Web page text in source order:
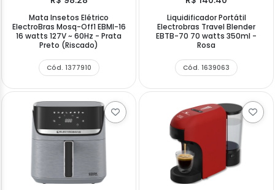
Mata Insetos Elétrico
ElectroBras Mosq-Off1 EBMI-16
16 watts 127V ~ 60Hz - Prata
Preto (Riscado)
Cód. 1377910
Liquidificador Portátil
Electrobras Travel Blender
EBTB-70 70 watts 350ml -
Rosa
Cód. 1639063